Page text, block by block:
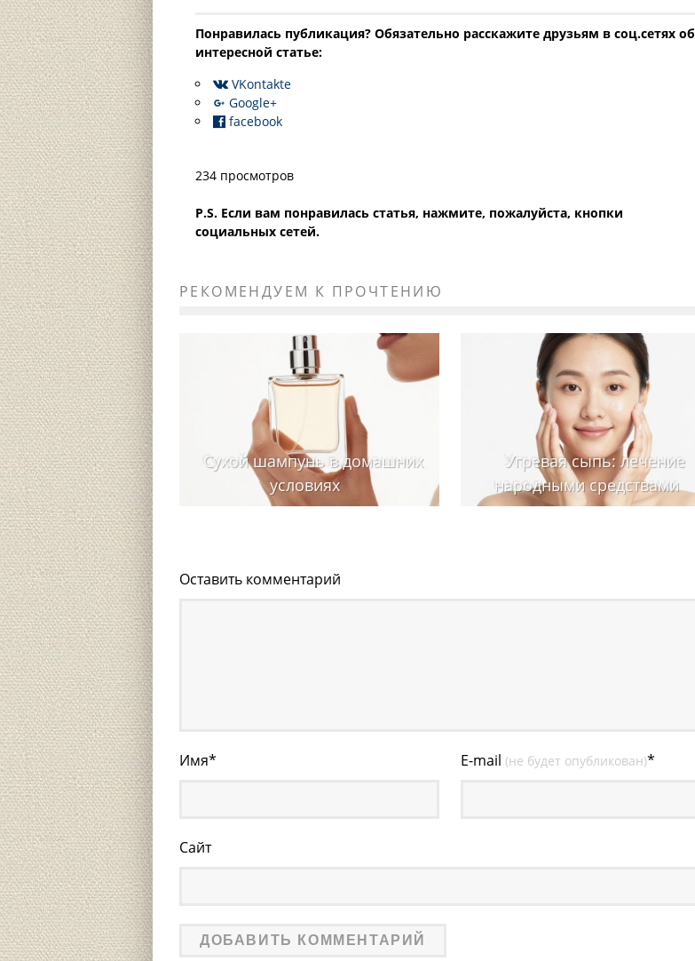
Понравилась публикация? Oбязательно расскажите друзьям в соц.сетях об
интересной статье:
VKontakte
Google+
facebook
234 просмотров
P.S. Если вам понравилась статья, нажмите, пожалуйста, кнопки
социальных сетей.
РЕКОМЕНДУЕМ К ПРОЧТЕНИЮ
Сухой шампунь в домашних
условиях
Угревая сыпь: лечение
народными средствами
Оставить комментарий
Имя* E-mail (не будет опубликован)*
Сайт